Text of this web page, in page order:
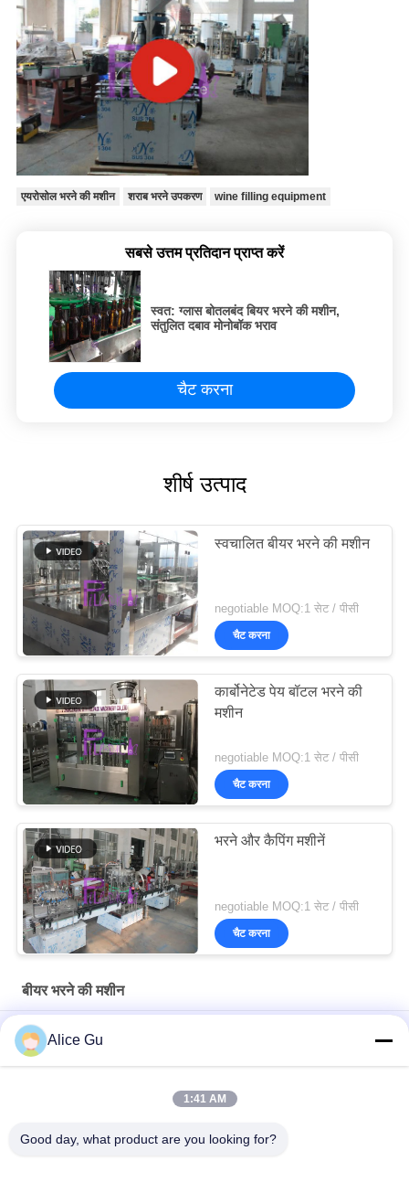
एयरोसोल भरने की मशीन शराब भरने उपकरण wine filling equipment
सबसे उत्तम प्रतिदान प्राप्त करें
स्वत: ग्लास बोतलबंद बियर भरने की मशीन,
संतुलित दबाव मोनोबॉक भराव
चैट करना
शीर्ष उत्पाद
स्वचालित बीयर भरने की मशीन
negotiable MOQ:1 सेट / पीसी
चैट करना
कार्बोनेटेड पेय बॉटल भरने की
मशीन
negotiable MOQ:1 सेट / पीसी
चैट करना
भरने और कैपिंग मशीनें
negotiable MOQ:1 सेट / पीसी
चैट करना
बीयर भरने की मशीन
बीयर भरने की मशीन के लिए पूरी तरह से स्वचालित 2000BPH रोटरी ग्लास बोतल
वॉशर Alice Gu
1:41 AM
Good day, what product are you looking for?